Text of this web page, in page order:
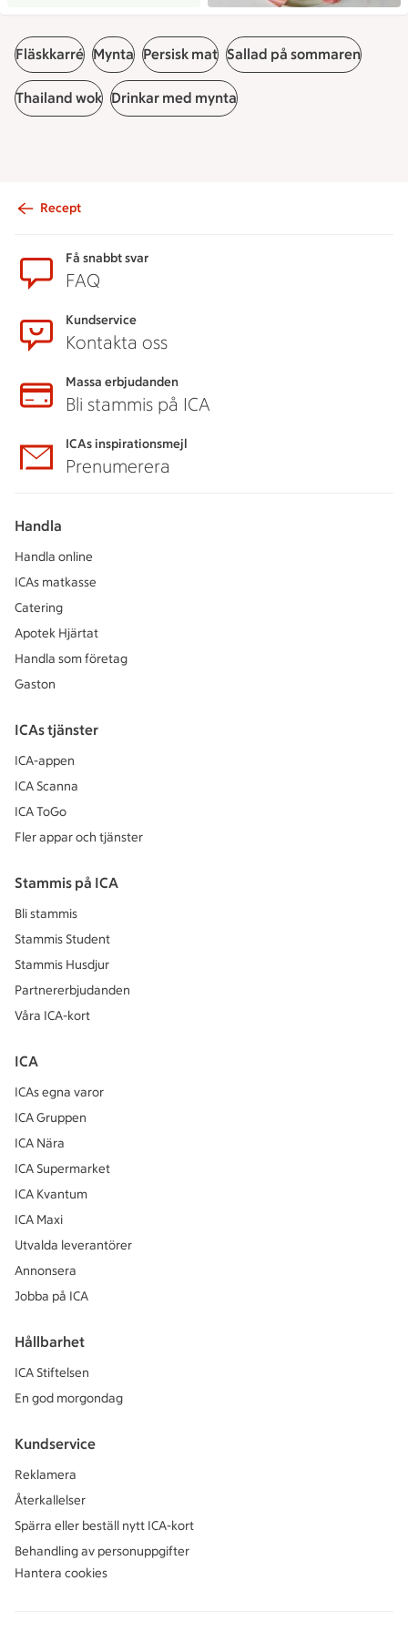
Fläskkarré Mynta Persisk mat Sallad på sommaren
Thailand wok Drinkar med mynta
Recept
Få snabbt svar
FAQ
Kundservice
Kontakta oss
Massa erbjudanden
Bli stammis på ICA
ICAs inspirationsmejl
Prenumerera
Handla
Handla online
ICAs matkasse
Catering
Apotek Hjärtat
Handla som företag
Gaston
ICAs tjänster
ICA-appen
ICA Scanna
ICA ToGo
Fler appar och tjänster
Stammis på ICA
Bli stammis
Stammis Student
Stammis Husdjur
Partnererbjudanden
Våra ICA-kort
ICA
ICAs egna varor
ICA Gruppen
ICA Nära
ICA Supermarket
ICA Kvantum
ICA Maxi
Utvalda leverantörer
Annonsera
Jobba på ICA
Hållbarhet
ICA Stiftelsen
En god morgondag
Kundservice
Reklamera
Återkallelser
Spärra eller beställ nytt ICA-kort
Behandling av personuppgifter
Hantera cookies